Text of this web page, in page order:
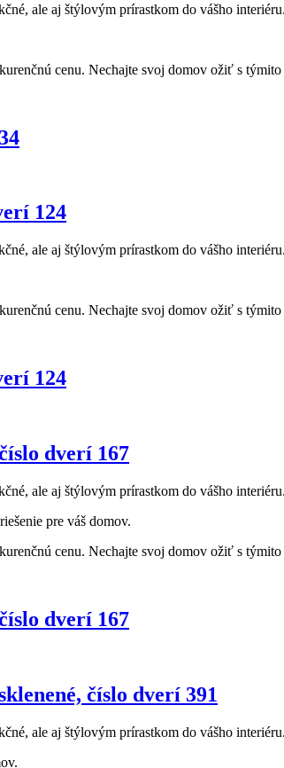
ale aj štýlovým prírastkom do vášho interiéru.
cenu. Nechajte svoj domov ožiť s
124
ale aj štýlovým prírastkom do vášho interiéru.
cenu. Nechajte svoj domov ožiť s
124
dverí 167
ale aj štýlovým prírastkom do vášho interiéru.
pre váš domov.
cenu. Nechajte svoj domov ožiť s
dverí 167
číslo dverí 391
ale aj štýlovým prírastkom do vášho interiéru.